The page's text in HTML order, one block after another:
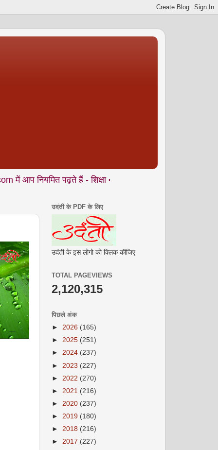
पढ़ते हैं - शिक्षा • समाज • कला- संस्कृति • पर्यावरण आदि से
उदंती के PDF के लिए
उदंती के इस लोगो को क्लिक कीजिए
TOTAL PAGEVIEWS
2,120,315
पिछले अंक
► 2026 (165)
► 2025 (251)
► 2024 (237)
► 2023 (227)
► 2022 (270)
► 2021 (216)
► 2020 (237)
► 2019 (180)
► 2018 (216)
► 2017 (227)